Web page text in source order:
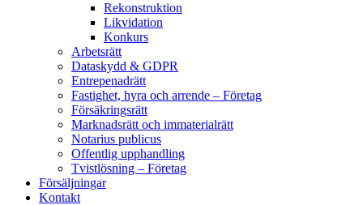
Rekonstruktion
Likvidation
Konkurs
Arbetsrätt
Dataskydd & GDPR
Entrepenadrätt
Fastighet, hyra och arrende – Företag
Försäkringsrätt
Marknadsrätt och immaterialrätt
Notarius publicus
Offentlig upphandling
Tvistlösning – Företag
Försäljningar
Kontakt